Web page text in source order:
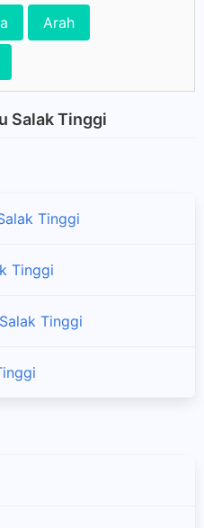
Arah
Salak Tinggi
Tinggi
Tinggi
Tinggi